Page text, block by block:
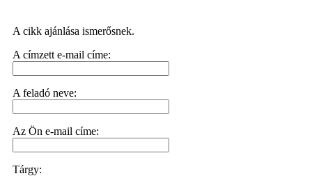
A cikk ajánlása ismerősnek.
A címzett e-mail címe:
A feladó neve:
Az Ön e-mail címe:
Tárgy: